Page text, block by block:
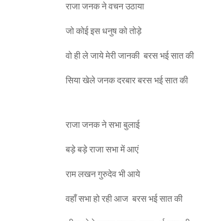
राजा जनक ने वचन उठाया
जो कोई इस धनुष को तोड़े
वो ही ले जाये मेरी जानकी बरस भई सात की
सिया खेले जनक दरबार बरस भई सात की
राजा जनक ने सभा बुलाई
बड़े बड़े राजा सभा में आएं
राम लखन गुरुदेव भी आये
वहाँ सभा हो रही आज बरस भई सात की